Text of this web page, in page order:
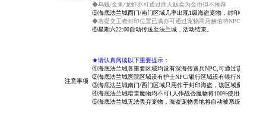
◆乌贼/金鱼/龙虾亦可通过商人贩卖为金币但不推荐
⑤海底法兰城西门/南门区域几率出现1级海盗宠物，封印0/1/2/20
◆若提交王者封印位置已满亦可通过宠物商店赫伯特NPC提交3档
⑥星期六22:00自动传送至法兰城，活动结束。
注意事项
★请认真阅读以下重要提示：
①海底法兰城各重要区域均设有深海传送兵NPC,可通过该NPC进
②海底法兰城医院区域设有护士NPC/银行区域设有银行NPC/商人
③海底法兰城南门/西门区域只用作于封印海盗，该区域魔物不会
④海底法兰城暗雷魔物均不可1人作战否魔物将100%使用圣盾技能
⑤海底法兰城无法丢弃宠物，海盗宠物丢地将自动被系统销毁。